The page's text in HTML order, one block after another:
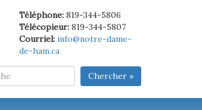
Téléphone:819-344-5806
Télécopieur:819-344-5807
Courriel: info@notre-dame-
de-ham.ca
Chercher »